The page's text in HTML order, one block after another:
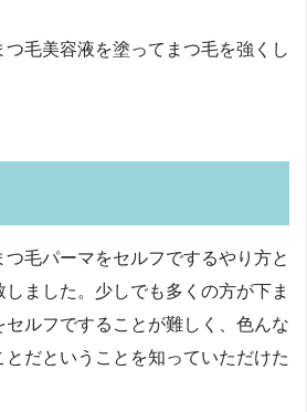
つ毛美容液を塗ってまつ毛を強くし
毛パーマをセルフでするやり方と
ました。少しでも多くの方が下ま
ルフですることが難しく、色んな
だということを知っていただけた